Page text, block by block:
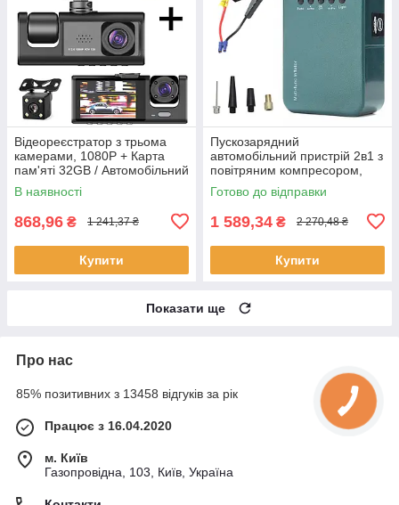
Відеореєстратор з трьома
камерами, 1080P + Карта
пам'яті 32GB / Автомобільний
реєстратор
В наявності
868,96 ₴ 1 241,37 ₴
Купити
Пускозарядний
автомобільний пристрій 2в1 з
повітряним компресором,
12000мАч, Зелений /
Пусковий пристрій для авто
Готово до відправки
1 589,34 ₴ 2 270,48 ₴
Купити
Показати ще
Про нас
85% позитивних з 13458 відгуків за рік
Працює з 16.04.2020
м. Київ
Газопровідна, 103, Київ, Україна